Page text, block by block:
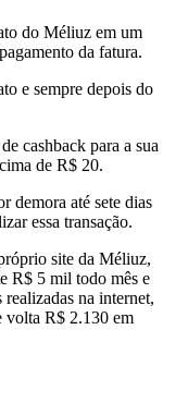
do Méliuz em um
da fatura.
e sempre depois do
cashback para a sua
de R$ 20.
demora até sete dias
essa transação.
site da Méliuz,
R$ 5 mil todo mês e
na internet,
volta R$ 2.130 em